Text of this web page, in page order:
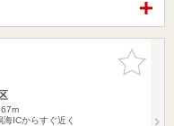
お気に入
りに追加
ICからすぐ近く